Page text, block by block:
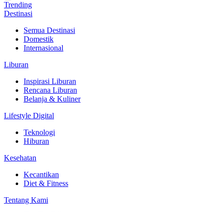
Trending
Destinasi
Semua Destinasi
Domestik
Internasional
Liburan
Inspirasi Liburan
Rencana Liburan
Belanja & Kuliner
Lifestyle Digital
Teknologi
Hiburan
Kesehatan
Kecantikan
Diet & Fitness
Tentang Kami